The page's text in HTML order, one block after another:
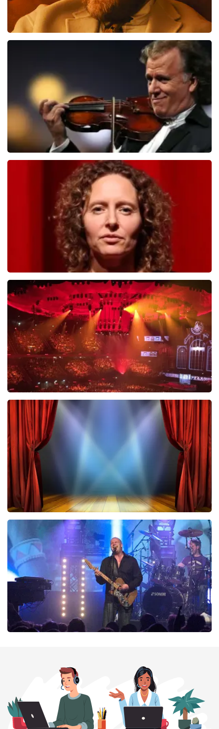
BESTEL NU
Andre Rieu
laatste 30 minuten
BESTEL NU
Esther van der Voort
488laatste 30 minuten
BESTEL NU
Vrienden Van Amstel Live
423 laatste 30 minuten
BESTEL NU
40 45 De Musical
290laatste 30 minuten
BESTEL NU
BESTEL NU